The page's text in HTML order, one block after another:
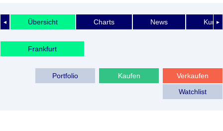
◄ ►
Übersicht Charts News
Frankfurt
Verkaufen
Kaufen
Portfolio
Watchlist